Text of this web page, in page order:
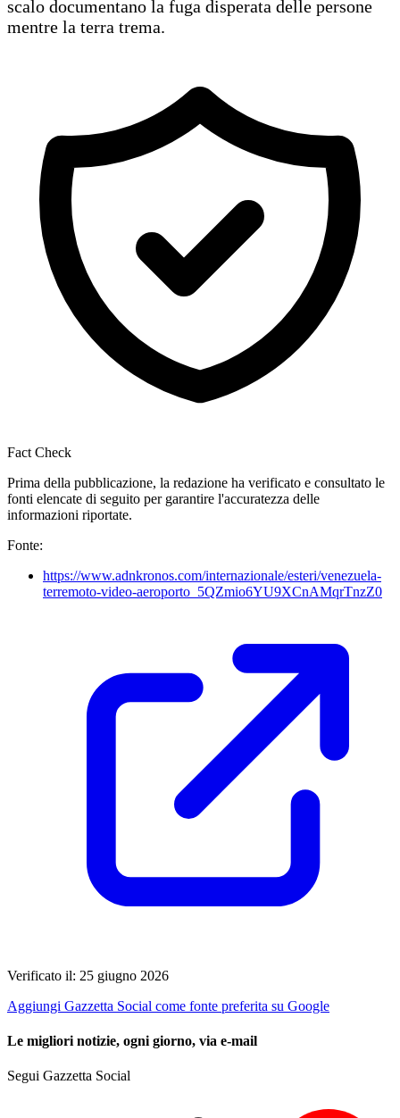
scalo documentano la fuga disperata delle persone
mentre la terra trema.
Fact Check
Prima della pubblicazione, la redazione ha verificato e consultato le
fonti elencate di seguito per garantire l'accuratezza delle
informazioni riportate.
Fonte:
https://www.adnkronos.com/internazionale/esteri/venezuela-
terremoto-video-aeroporto_5QZmio6YU9XCnAMqrTnzZ0
Verificato il: 25 giugno 2026
Aggiungi Gazzetta Social come fonte preferita su Google
Le migliori notizie, ogni giorno, via e-mail
Segui Gazzetta Social